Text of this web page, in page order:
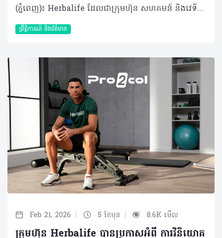
(ភ្នំពេញ)៖ Herbalife ដែលជាក្រុមហ៊ុន សហគមន៍ និងវេទិកាភ្ជាប់ទំនាក់ទំនង លំដាប់ថ្នាក់ពិភពលោក ផ្នែកសុខភាព និងសុខុមាលភាពបានចែករំលែកអំពី មូលហេតុដែលការថែទាំសុខភាពខ្លួនឯង គឺជាកាតព្វកិច្ចដែលអ្នកមិនគួរមើលរំលង។ ខណៈដែលយើងប្រារព្ធទិវានារីអន្តរជាតិឆ្នាំ ២០២៦ ប្រធានបទ #GiveToGain លើកទឹកចិត្តឱ្យមានការផ្លាស់ប្តូរវិជ្ជមានយូរអង្វែង មិនត្រឹមតែសម្រាប់អ្នកដទៃប៉ុណ្ណោះទេ ប៉ុន្តែគឺសម្រាប់ខ្លួនយើងផ្ទាល់ផងដែរ។ នៅក្នុងគ្រួសារជាច្រើននៅតំបន់អាស៊ីប៉ាស៊ីហ្វិក ស្ត្រីតែងតែរ៉ាប់រងតួនាទីជាច្រើនក្នុងពេលតែមួយ ជាអ្នកជំនាញនៅកន្លែងធ្វើការ ជាអ្នកសម្រេចចិត្តចំពោះកិច្ចការនានានៅផ្ទះ ហើយក៏ជាបង្គោលដ៏រឹងមាំផ្នែកស្មារតីសម្រាប់សមាជិកគ្រួសារទាំងមូលផងដែរ។ ការទទួលខុសត្រូវច្រើនទាំងនេះ តែងតែធ្វើឱ្យមានការទទួលទានអាហារមិនដិតដល់ ឬទាំងប្រញាប់ប្រញាល់ គេងមិនបានគ្រប់គ្រាន់ ភាពតានតឹងកើនឡើង ដែលនាំឱ្យសុខភាព និងសុខុមាលភាពធ្លាក់ចុះ ហើយជារឿយៗច្រើនតែត្រូវបានមើលរំលង។ ក្នុងនាមជាសមាជិកនៃក្រុមប្រឹក្សាយោបល់ផ្នែករបបអាហាររបស់ Herbalife ដែលធ្វើការជាមួយប្រទេសក្នុងតំបន់អាស៊ីប៉ាស៊ីហ្វិក មានការពិតមួយដែលខ្ញុំសង្កេតឃើញម្តងហើយម្តងទៀត៖ នៅពេលដែលស្ត្រីចាប់ផ្តើមវិនិយោគលើសុខភាពផ្ទាល់ខ្លួន គ្រួសារ កន្លែងធ្វើការ និងមនុស្សជំនាន់ក្រោយរបស់ពួកគេក៏ទទួលបានផលប្រយោជន៍ផងដែរ។ តាមរយៈការធ្វើការយ៉ាងជិតស្និទ្ធជាមួយស្ត្រីដែលត្រូវរ៉ាប់រងការទទួលខុសត្រូវច្រើន ប្រធានបទ #GiveToGain បានគូសបញ្ជាក់ពីការពិតដ៏សាមញ្ញមួយ៖ ការថែទាំសុខភាពខ្លួនឯង គឺជាមធ្យោបាយដ៏មានប្រសិទ្ធភាពបំផុតមួយ ដើម្បីរក្សាថាមពល និងភាពធន់ដែលចាំបាច់សម្រាប់ទ្រទ្រង់ទាំងការងារ និងគ្រួសារ។ ការផ្តល់ឱ្យរាងកាយ៖ តួនាទីនៃអាហារូបត្ថម្ភ និងជាតិទឹក ស្ត្រីនៅទូទាំងតំបន់ ក៏កំពុងប្រឈមមុខនឹងបញ្ហាអាហារូបត្ថម្ភដែលគួរឱ្យកត់សម្គាល់។ របាយការណ៍នានាបង្ហាញថា អត្រាលើសទម្ងន់ចំពោះមនុស្សពេញវ័យមានការកើនឡើងជាលំដាប់ ខណៈដែលបញ្ហាកុមារក្រិន និងជំងឺស្លេកស្លាំងនៅតែបន្តរីករាលដាលក្នុងចំណោមស្ត្រីក្នុងវ័យបន្តពូជ។ បន្ទុកទ្វេដងនេះប៉ះពាល់ដល់គ្រប់ទិដ្ឋភាពទាំងអស់ចាប់តាំងពីសុខភាពមាតា និងទារក រហូតដល់ថាមពលប្រចាំថ្ងៃ និងភាពរឹងមាំផ្នែកស្មារតី ដែលកាន់តែបញ្ជាក់ពីភាពចាំបាច់សម្រាប់ស្ត្រី ក្នុងការយកចិត្តទុកដាក់ពីសុខភាព និងសុខុមាលភាពរបស់ខ្លួនតាមរយៈការជ្រើសរើសដ៏ត្រឹមត្រូវ និងប្រកបដោយការយល់ដឹង។ អាហារូបត្ថម្ភគឺជាគ្រឹះនៃសុខភាព ដែលជួយទ្រទ្រង់ដល់កម្រិតថាមពល ស្ថិរភាពមេតាប៉ូលីស ប្រព័ន្ធភាពស៊ាំរឹងមាំ និងការឈានចូលវ័យជរាប្រកបដោយសុខភាពល្អពេញមួយជីវិតរបស់ស្ត្រី។ ការសិក្សានានាបានបង្ហាញថា កង្វះមីក្រូសារជាតិ ជាពិសេសជាតិដែក ហ្វូឡាត (folate) និងវីតាមីន B12 គឺជារឿងធម្មតាក្នុងចំណោមស្ត្រីក្នុងវ័យបន្តពូជនៅទូទាំងអាស៊ី បើទោះបីជាពួកគេទទួលបានបរិមាណកាឡូរីគ្រប់គ្រាន់ក៏ដោយ។ ការញ៉ាំទឹកឱ្យបានគ្រប់គ្រាន់ (ប្រហែល ២ លីត្រក្នុងមួយថ្ងៃ) ជួយឱ្យរាងកាយប្រើប្រាស់សារធាតុចិញ្ចឹមបានល្អ និងរក្សាមុខងារប្រចាំថ្ងៃ។ ដើម្បីរក្សាសុខភាពឱ្យបានល្អ ស្ត្រីគួរទម្លាប់យកទឹកតាមខ្លួន ជ្រើសរើសភេសជ្ជៈដែលមានជាតិស្ករទាប និងកម្រិតការញ៉ាំជាតិកាហ្វេអ៊ីនឱ្យបានសមស្រប ដើម្បីកុំឱ្យប៉ះពាល់ដល់តុល្យភាពជាតិទឹកក្នុងរាងកាយ។ ការផ្លាស់ប្តូរអ័រម៉ូន កំណត់តម្រូវការអាហារូបត្ថម្ភ ពេញមួយជីវិតរបស់ស្ត្រី តម្រូវការអាហារូបត្ថម្ភវិវឌ្ឍទៅតាមការផ្លាស់ប្តូរអ័រម៉ូន។ ឧទាហរណ៍៖ ក្នុងអំឡុងពេលមានរដូវ៖ ការបាត់បង់ជាតិដែកជាទៀងទាត់បានបង្កើនតម្រូវការអាហារដែលសម្បូរជាតិដែក ដូចជា សាច់គ្មានខ្លាញ់ សណ្តែកលីងទីល (lentils) សណ្តែកគ្រប់ប្រភេទ បន្លែស្លឹកបៃតង និងគ្រាប់ធញ្ញជាតិដែលបន្ថែមសារធាតុចិញ្ចឹម។ ការទទួលទានអាហារទាំងនេះ រួមជាមួយផ្លែឈើ និងបន្លែដែលសម្បូរវីតាមីន C នឹងជួយបង្កើនប្រសិទ្ធភាពនៃការបឺតស្រូបជាតិដែកចូលទៅក្នុងរាងកាយ។ ដំណាក់កាលអស់រដូវ៖ នាំមកនូវការប្រែប្រួលអ័រម៉ូន និងការផ្លាស់ប្តូរប្រព័ន្ធមេតាប៉ូលីស ដែលបង្កើនហានិភ័យនៃជំងឺសរសៃឈាមបេះដូង។ ដើម្បីទប់ស្កាត់បញ្ហានេះ ស្ត្រីគួរផ្ដោតលើការញ៉ាំបន្លែ ផ្លែឈើ និងអាហារសម្បូរអូមេហ្គា-៣ (ដូចជាត្រី និងគ្រាប់ធញ្ញជាតិ) ដើម្បីរក្សាកម្រិតកូឡេស្តេរ៉ុលឱ្យមានតុល្យភាព បន្ថែមពីនេះការញ៉ាំអាហារដែលមានជាតិសរសៃខ្ពស់ (ដូចជា សណ្តែក ផ្លែប៉ោមជាដើម) នឹងជួយគ្រប់គ្រងជាតិខ្លាញ់ក្នុងឈាម និងជួយឱ្យឆាប់ឆ្អែត ដែលមានប្រយោជន៍ខ្លាំងក្នុងការរក្សារាង និងទម្ងន់។ ចាប់ពីវ័យ ៤០ ឆ្នាំឡើងទៅ៖ ការថយចុះអរម៉ូនអ៊ឹស្ត្រូសែន (estrogen) អាចពន្លឿនការបាត់បង់កម្លាំងសាច់ដុំតាមអាយុ (sarcopenia)។ ការធ្វើសកម្មភាពរាងកាយឱ្យបានគ្រប់គ្រាន់ រួមទាំងការហាត់ប្រាណដែលផ្តោតលើការពង្រឹងកម្លាំង (resistance training) និងការទទួលទានប្រូតេអ៊ីនគ្រប់គ្រាន់ គឺចាំបាច់ណាស់សម្រាប់រក្សាសាច់ដុំ និងកម្លាំង។ ការប្រើប្រាស់អាហារបំប៉នអាចជួយបំពេញចន្លោះខ្វះខាតនៃរបបអាហារ ប៉ុន្តែគួរតែត្រូវបានរៀបចំឡើងឱ្យស្របតាមតម្រូវការបុគ្គល និងណែនាំដោយអ្នកជំនាញ ឬគ្រូបង្វឹកដែលមានការបណ្តុះបណ្តាលត្រឹមត្រូវ។ ទំនាក់ទំនងរវាងភាពតានតឹង ការគេង និងការគ្រប់គ្រងទម្ងន់ ការគេងលក់ស្កប់ស្កល់ ការហាត់ប្រាណ និងការគ្រប់គ្រងស្ត្រេស គឺជាកត្តាដែលមិនអាចខ្វះបានក្នុងការរក្សាទម្ងន់ និងសម្រស់ស្បែក។ ការអនុវត្តទម្លាប់ទាំងនេះឱ្យបានជាប់លាប់ នឹងជួយឱ្យអ័រម៉ូនមានតុល្យភាព ជម្រុញប្រព័ន្ធដុតរំលាយអាហារ និងជួយឱ្យរាងកាយមានសមត្ថភាពជួសជុលកោសិកាដែលខូចខាតឡើងវិញបានយ៉ាងល្អ។ ការហាត់ប្រាណកម្រិតមធ្យម ១៥០ នាទីក្នុងមួយសប្តាហ៍ រួមជាមួយលំហាត់ប្រាណដែលផ្តោតលើការពង្រឹងកម្លាំង ជួយពង្រឹងសរសៃឈាមបេះដូង សាច់ដុំ ឆ្អឹង និងគុណភាពនៃការគេង ដែលជាកត្តាចាំបាច់បំផុតសម្រាប់ស្ត្រីវ័យអស់រដូវ។ បន្ថែមពីនេះ ការគេងឱ្យទៀងពេល និងការកាត់បន្ថយការប្រើទូរស័ព្ទមុនចូលគេង គឺជាគ្រឹះដ៏សំខាន់ក្នុងការទ្រទ្រង់ប្រព័ន្ធដុតរំលាយអាហារ ជួយដល់ការគ្រប់គ្រងទម្ងន់ និងធានាបាននូវវ័យជរាដែលមានសុខភាពល្អ។ របបអាហារត្រឹមត្រូវ (ដូចជាអូមេហ្គា-៣ ញ៉ាំទឹកឱ្យគ្រប់គ្រាន់ និងទៀងពេល) ជួយកាត់បន្ថយស្ត្រេស ធ្វើឱ្យគេងលក់ស្រួល និងរក្សាតុល្យភាពអារម្មណ៍ឱ្យបានល្អ ទោះបីជាត្រូវប្រឈមនឹងសម្ពាធការងារប្រចាំថ្ងៃក៏ដោយ។ ការស្រាវជ្រាវក៏បានរកឃើញដែរថា ការគាំទ្រពីសង្គមជួយឱ្យស្ត្រីមានផ្លូវចិត្តល្អ និងដោះស្រាយបញ្ហាបានពូកែ។ កាលណាស្ត្រីមានសុខភាពល្អ វានឹងជម្រុញឱ្យគ្រួសារ សហគមន៍ និងសេដ្ឋកិច្ចទាំងមូល រីកចម្រើន និងរឹងមាំទៅតាមនោះដែរ។ សរុបសេចក្តីមកវិញ សុខុមាលភាពក្នុងរយៈពេលយូរអង្វែង កើតចេញពីការជ្រើសរើសថែទាំ និងចិញ្ចឹមបីបាច់រាងកាយឱ្យបានទៀងទាត់ជារៀងរាល់ថ្ងៃ ជាជាងការចាំទាល់តែមានរោគសញ្ញាឈឺទើបចាប់ផ្តើមការពារ។ អំពីក្រុមហ៊ុន Herbalife ក្រុមហ៊ុន Herbalife (NYSE: HLF) គឺជាក្រុមហ៊ុនសុខភាព និងសុខុមាលភាពឈានមុខគេ និងជាសហគមន៍ដែលកំពុងផ្លាស់ប្តូរជីវិតរបស់មនុស្សជាមួយនឹងផលិតផលអាហារូបត្ថម្ភដ៏អស្ចារ្យ និងជាឱកាសអាជីវកម្មសម្រាប់សមាជិកឯករាជ្យរបស់ខ្លួនចាប់តាំងពីឆ្នាំ 1980។ ក្រុមហ៊ុនផ្តល់ជូននូវផលិតផលដែលគាំទ្រដោយវិទ្យាសាស្រ្តដល់អ្នកប្រើប្រាស់នៅក្នុងទីផ្សារជាង 90។ តាមរយៈសមាជិកឯករាជ្យដែលផ្តល់ជូននូវការបណ្តុះបណ្តាលមួយទល់មួយ និងផ្តល់ការគាំទ្រសហគមន៍ដោយបំផុសគំនិតឱ្យអតិថិជនប្រកាន់ខ្ជាប់នូវរបៀបរស់នៅដែលមានភាពសកម្ម។
ព្រឹត្តិការណ៍ និងព័ត៌មាន
Feb 21, 2026 | 5 ខែមុន | 8.6K មើល
ក្រុមហ៊ុន Herbalife បានប្រកាសអំពី ការវិនិយោគ